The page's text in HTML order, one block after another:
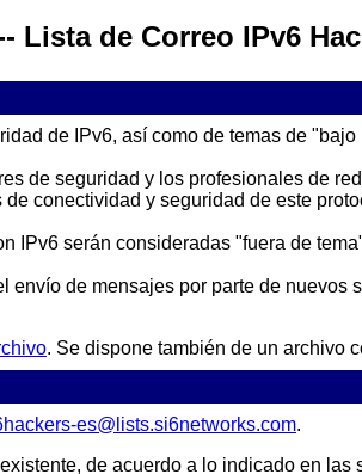
Lista de Correo IPv6
de IPv6, así como de temas de
de seguridad y los profesionales de
conectividad y seguridad de este
IPv6 serán consideradas "fuera de
de mensajes por parte de
. Se dispone también de un archivo
es@lists.si6networks.com.
de acuerdo a lo indicado en las